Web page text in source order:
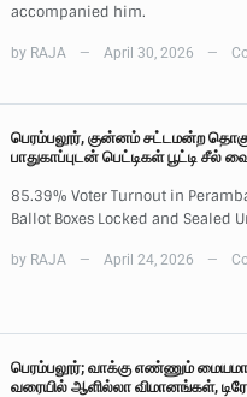
accompanied him.
by RAJA — April 30, 2026 —
பெரம்பலூர், குன்னம் சட்டமன்ற
பாதுகாப்புடன் பெட்டிகள் பூட்டி சீல்
85.39% Voter Turnout in
Ballot Boxes Locked and Sealed
by RAJA — April 24, 2026 —
பெரம்பலூர்; வாக்கு எண்ணும்
வரையில் ஆளில்லா விமானங்கள்,